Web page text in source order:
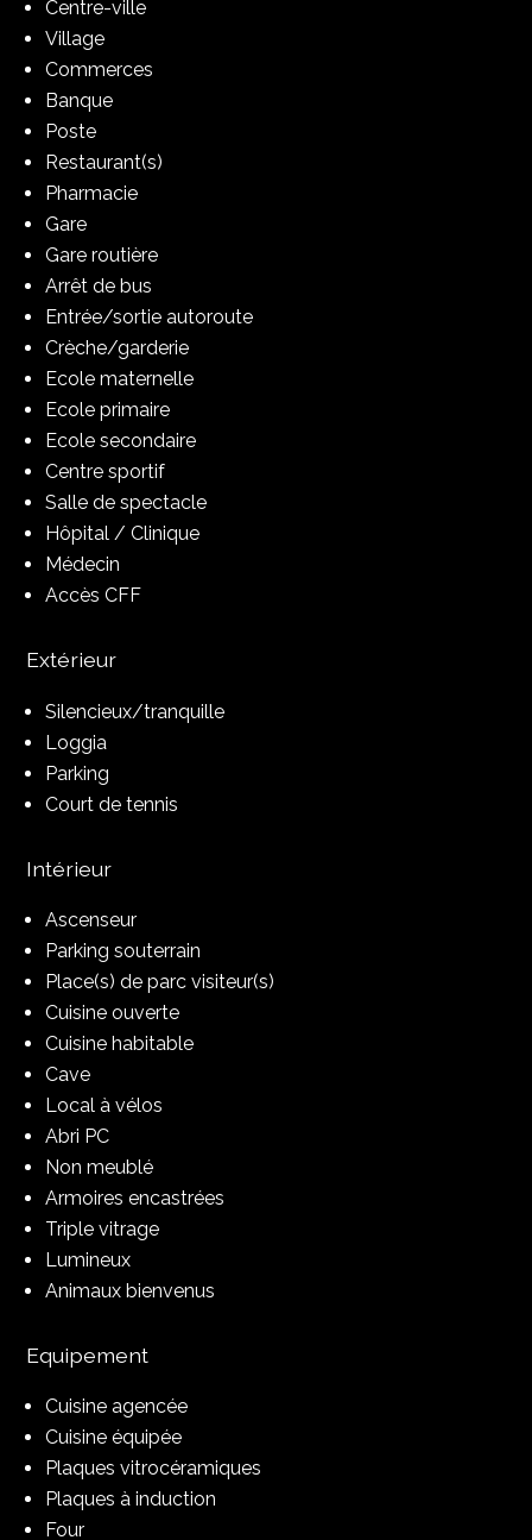
Centre-ville
Village
Commerces
Banque
Poste
Restaurant(s)
Pharmacie
Gare
Gare routière
Arrêt de bus
Entrée/sortie autoroute
Crèche/garderie
Ecole maternelle
Ecole primaire
Ecole secondaire
Centre sportif
Salle de spectacle
Hôpital / Clinique
Médecin
Accès CFF
Extérieur
Silencieux/tranquille
Loggia
Parking
Court de tennis
Intérieur
Ascenseur
Parking souterrain
Place(s) de parc visiteur(s)
Cuisine ouverte
Cuisine habitable
Cave
Local à vélos
Abri PC
Non meublé
Armoires encastrées
Triple vitrage
Lumineux
Animaux bienvenus
Equipement
Cuisine agencée
Cuisine équipée
Plaques vitrocéramiques
Plaques à induction
Four